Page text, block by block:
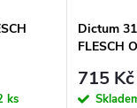
ks
Dictum
FLESCH
715